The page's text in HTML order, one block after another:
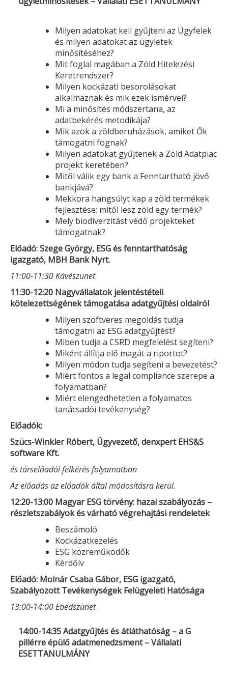
Milyen adatokat kell gyűjteni az Ügyfelek
és milyen adatokat az ügyletek
minősítéséhez?
Mit foglal magában a Zöld Hitelezési
Keretrendszer?
Milyen kockázati besorolásokat
alkalmaznak és mik ezek ismérvei?
Mi a minősítés módszertana, az
adatbekérés metodikája?
Mik azok a zöldberuházások, amiket Ők
támogatni fognak?
Milyen adatokat gyűjtenek a Zöld Adatpiac
projekt keretében?
Mitől válik egy bank a Fenntartható jövő
bankjává?
Mekkora hangsúlyt kap a zöld termékek
fejlesztése: mitől lesz zöld egy termék?
Mely biodiverzitást védő projekteket
támogatnak?
Előadó: Szege György, ESG és fenntarthatóság
igazgató, MBH Bank Nyrt.
11:00-11:30 Kávészünet
11:30-12:20 Nagyvállalatok jelentéstételi
kötelezettségének támogatása adatgyűjtési oldalról
Milyen szoftveres megoldás tudja
támogatni az ESG adatgyűjtést?
Miben tudja a CSRD megfelelést segíteni?
Miként állítja elő magát a riportot?
Milyen módon tudja segíteni a bevezetést?
Miért fontos a legal compliance szerepe a
folyamatban?
Miért elengedhetetlen a folyamatos
tanácsadói tevékenység?
Előadók:
Szücs-Winkler Róbert, Ügyvezető,denxpert EHS&S
software Kft.
és társelőadói felkérés folyamatban
Az előadás az előadók által módosításra kerül.
12:20-13:00 Magyar ESG törvény: hazai szabályozás –
részletszabályok és várható végrehajtási rendeletek
Beszámoló
Kockázatkezelés
ESG közreműködők
Kérdőív
Előadó: Molnár Csaba Gábor, ESG igazgató,
Szabályozott Tevékenységek Felügyeleti Hatósága
13:00-14:00 Ebédszünet
14:00-14:35 Adatgyűjtés és átláthatóság – a G
pillérre épülő adatmenedzsment – Vállalati
ESETTANULMÁNY